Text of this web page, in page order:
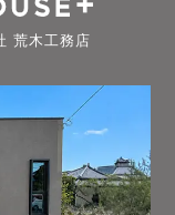
荒木工務店